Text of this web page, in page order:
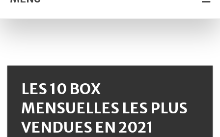
LES 10 BOX
MENSUELLES LES PLUS
VENDUES EN 2021